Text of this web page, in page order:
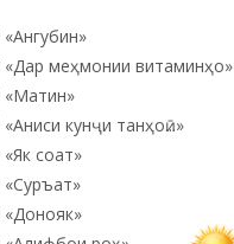
«Ангубин»
«Дар меҳмонии витаминҳо»
«Матин»
«Аниси кунҷи танҳоӣ...»
«Як соат»
«Суръат»
«Донояк»